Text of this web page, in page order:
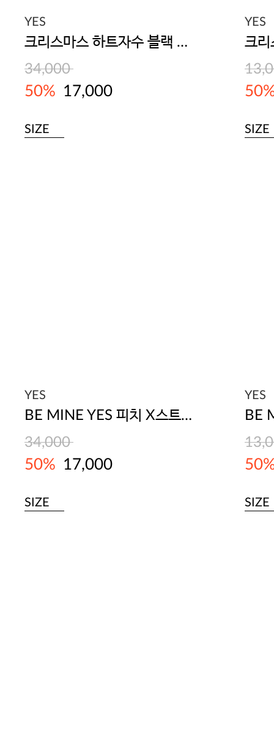
YES
크리스마스 하트자수 블랙 브라
34,000
50% 17,000
SIZE
YES
SIZE
YES
BE MINE YES 피치 X스트링 브라
34,000
50% 17,000
SIZE
YES
BE
SIZE